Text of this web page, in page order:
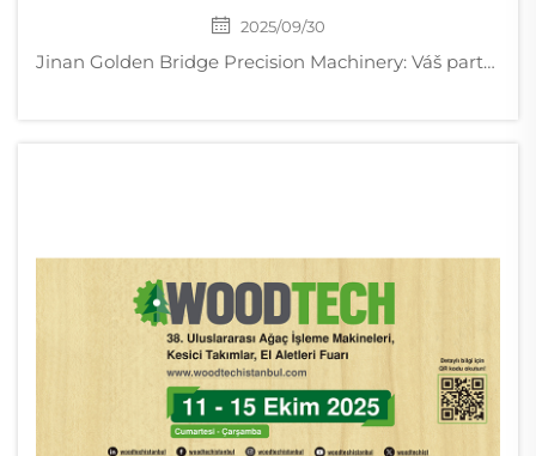
2025/09/30
Jinan Golden Bridge Precision Machinery: Váš partner pro spolehlivé průmyslové zařízení na Mezinárodním průmyslovém veletrhu Jižní Afrika 2025 Jinan Golden Bridge Precision Machinery Co., Ltd. oznamuje se zájmem svou účast na 4. ročníku...